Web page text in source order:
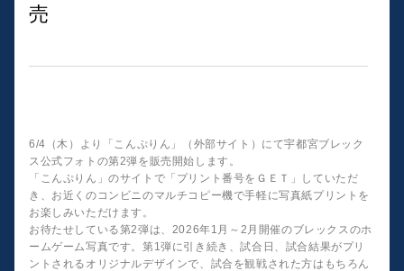
売
6/4（木）より「こんぷりん」（外部サイト）にて宇都宮ブレック
ス公式フォトの第2弾を販売開始します。
「こんぷりん」のサイトで「プリント番号をＧＥＴ」していただ
き、お近くのコンビニのマルチコピー機で手軽に写真紙プリントを
お楽しみいただけます。
お待たせしている第2弾は、2026年1月～2月開催のブレックスのホ
ームゲーム写真です。第1弾に引き続き、試合日、試合結果がプリ
ントされるオリジナルデザインで、試合を観戦された方はもちろん